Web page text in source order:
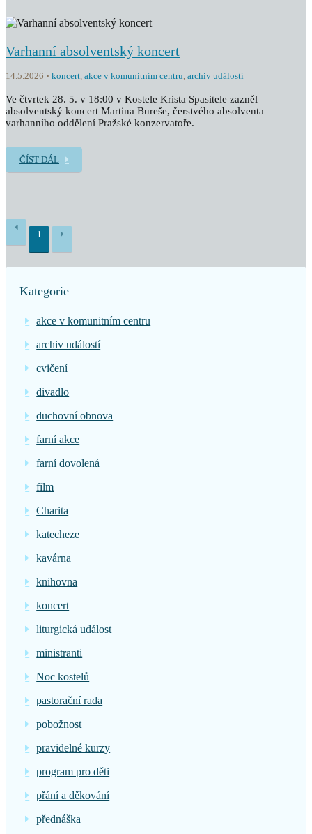
Varhanní absolventský koncert
14.5.2026 koncert, akce v komunitním centru, archiv událostí
Ve čtvrtek 28. 5. v 18:00 v Kostele Krista Spasitele zazněl
absolventský koncert Martina Bureše, čerstvého absolventa
varhanního oddělení Pražské konzervatoře.
ČÍST DÁL
1
Kategorie
akce v komunitním centru
archiv událostí
cvičení
divadlo
duchovní obnova
farní akce
farní dovolená
film
Charita
katecheze
kavárna
knihovna
koncert
liturgická událost
ministranti
Noc kostelů
pastorační rada
pobožnost
pravidelné kurzy
program pro děti
přání a děkování
přednáška